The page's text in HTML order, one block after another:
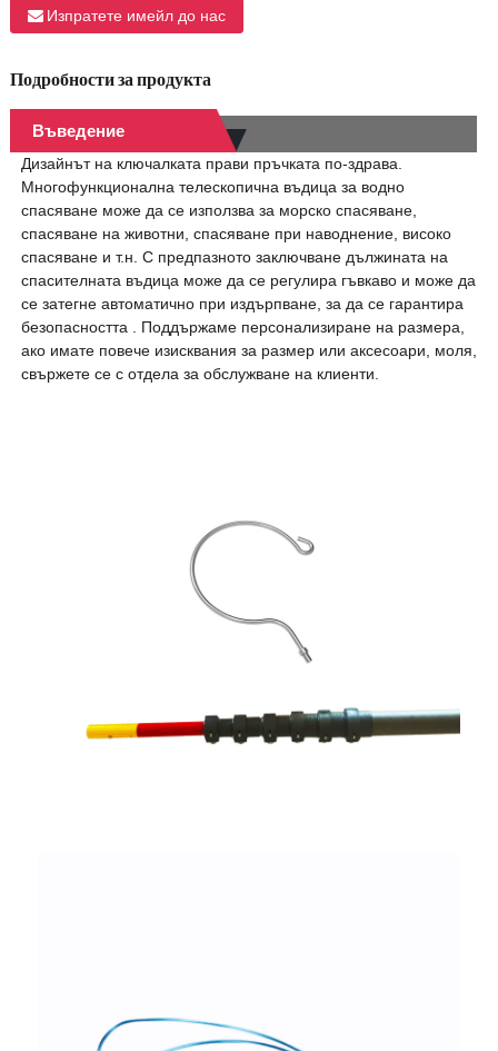
Изпратете имейл до нас
Подробности за продукта
Въведение
Дизайнът на ключалката прави пръчката по-здрава.
Многофункционална телескопична въдица за водно
спасяване може да се използва за морско спасяване,
спасяване на животни, спасяване при наводнение, високо
спасяване и т.н. С предпазното заключване дължината на
спасителната въдица може да се регулира гъвкаво и може да
се затегне автоматично при издърпване, за да се гарантира
безопасността . Поддържаме персонализиране на размера,
ако имате повече изисквания за размер или аксесоари, моля,
свържете се с отдела за обслужване на клиенти.